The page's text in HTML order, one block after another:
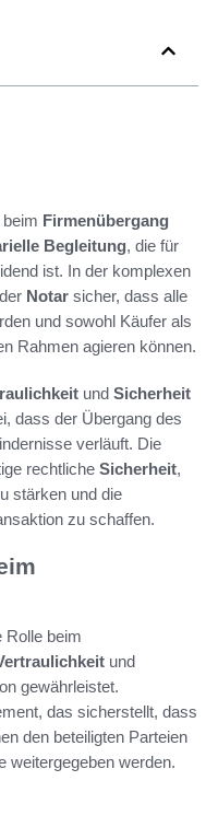
Firmenübergang
Begleitung, die für
ist. In der komplexen
Notar sicher, dass alle
und sowohl Käufer als
Rahmen agieren können.
und Sicherheit
dass der Übergang des
verläuft. Die
rechtliche Sicherheit,
stärken und die
zu schaffen.
Rolle beim
und
gewährleistet.
das sicherstellt, dass
den beteiligten Parteien
weitergegeben werden.